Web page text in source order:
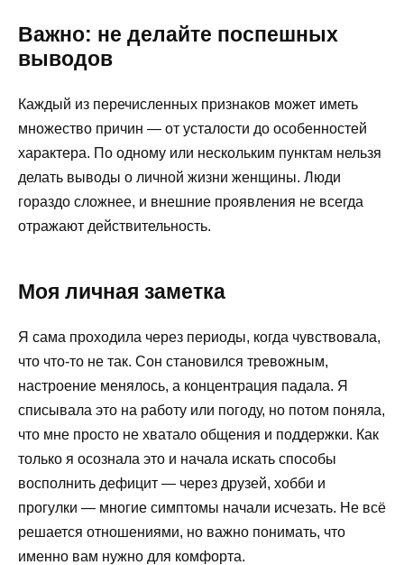
Важно: не делайте поспешных
выводов
Каждый из перечисленных признаков может иметь
множество причин — от усталости до особенностей
характера. По одному или нескольким пунктам нельзя
делать выводы о личной жизни женщины. Люди
гораздо сложнее, и внешние проявления не всегда
отражают действительность.
Моя личная заметка
Я сама проходила через периоды, когда чувствовала,
что что-то не так. Сон становился тревожным,
настроение менялось, а концентрация падала. Я
списывала это на работу или погоду, но потом поняла,
что мне просто не хватало общения и поддержки. Как
только я осознала это и начала искать способы
восполнить дефицит — через друзей, хобби и
прогулки — многие симптомы начали исчезать. Не всё
решается отношениями, но важно понимать, что
именно вам нужно для комфорта.